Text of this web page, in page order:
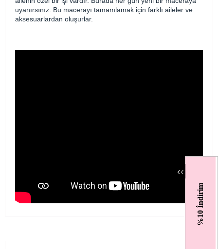
%10 İndirim
‹‹
uyanırsınız. Bu macerayı tamamlamak için farklı aileler ve
aksesuarlardan oluşurlar.